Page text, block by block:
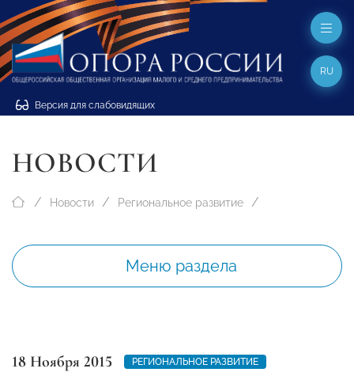
Версия для слабовидящих
RU
НОВОСТИ
Новости Региональное развитие
Меню раздела
18 Ноября 2015 РЕГИОНАЛЬНОЕ РАЗВИТИЕ